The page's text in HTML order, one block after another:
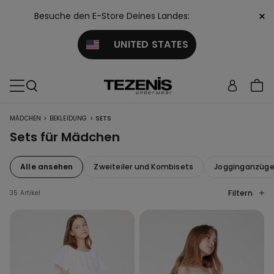
Besuche den E-Store Deines Landes:
UNITED STATES
×
MÄDCHEN > BEKLEIDUNG > SETS
Sets für Mädchen
Alle ansehen Zweiteiler und Kombisets Jogginganzüge
35 Artikel Filtern